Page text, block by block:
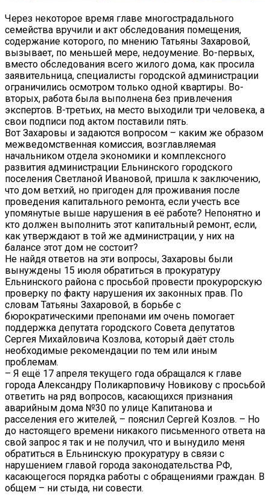
Через некоторое время главе многострадального
семейства вручили и акт обследования помещения,
содержание которого, по мнению Татьяны Захаровой,
вызывает, по меньшей мере, недоумение. Во-первых,
вместо обследования всего жилого дома, как просила
заявительница, специалисты городской администрации
ограничились осмотром только одной квартиры. Во-
вторых, работа была выполнена без привлечения
экспертов. В-третьих, на место выходили три человека, а
свои подписи под актом поставили пять.
Вот Захаровы и задаются вопросом – каким же образом
межведомственная комиссия, возглавляемая
начальником отдела экономики и комплексного
развития администрации Ельнинского городского
поселения Светланой Ивановой, пришла к заключению,
что дом ветхий, но пригоден для проживания после
проведения капитального ремонта, если учесть все
упомянутые выше нарушения в её работе? Непонятно и
кто должен выполнить этот капитальный ремонт, если,
как утверждают в той же администрации, у них на
балансе этот дом не состоит?
Не найдя ответов на эти вопросы, Захаровы были
вынуждены 15 июля обратиться в прокуратуру
Ельнинского района с просьбой провести прокурорскую
проверку по факту нарушения их законных прав. По
словам Татьяны Захаровой, в борьбе с
бюрократическими препонами им очень помогает
поддержка депутата городского Совета депутатов
Сергея Михайловича Козлова, который даёт столь
необходимые рекомендации по тем или иным
проблемам.
– Я ещё 17 апреля текущего года обращался к главе
города Александру Поликарповичу Новикову с просьбой
ответить на ряд вопросов, касающихся признания
аварийным дома №30 по улице Капитанова и
расселения его жителей, – пояснил Сергей Козлов. – Но
до настоящего времени никакого письменного ответа на
свой запрос я так и не получил, что и вынудило меня
обратиться в Ельнинскую прокуратуру в связи с
нарушением главой города законодательства РФ,
касающегося порядка работы с обращениями граждан. В
общем – ни стыда, ни совести.